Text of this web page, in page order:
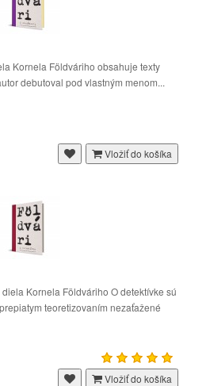
Kornela Földváriho obsahuje texty
debutoval pod vlastným menom...
Vložiť do košíka
Kornela Földváriho O detektívke sú
teoretizovaním nezaťažené
Vložiť do košíka